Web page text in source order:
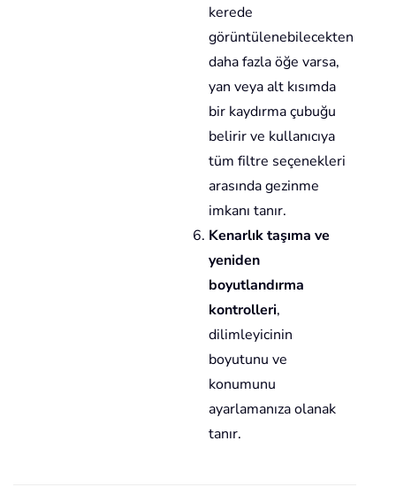
kerede
görüntülenebilecekten
daha fazla öğe varsa,
yan veya alt kısımda
bir kaydırma çubuğu
belirir ve kullanıcıya
tüm filtre seçenekleri
arasında gezinme
imkanı tanır.
Kenarlık taşıma ve
yeniden
boyutlandırma
kontrolleri,
dilimleyicinin
boyutunu ve
konumunu
ayarlamanıza olanak
tanır.